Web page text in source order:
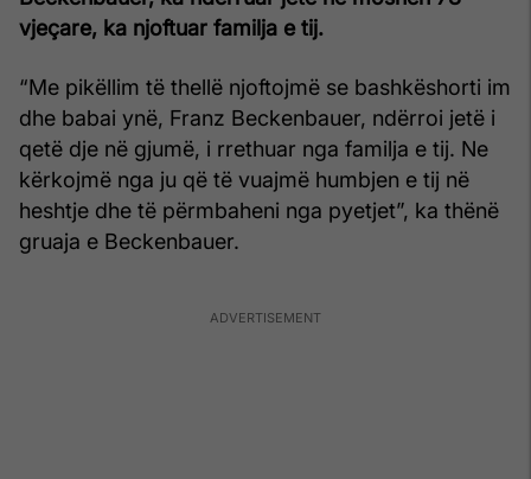
vjeçare, ka njoftuar familja e tij.
“Me pikëllim të thellë njoftojmë se bashkëshorti im
dhe babai ynë, Franz Beckenbauer, ndërroi jetë i
qetë dje në gjumë, i rrethuar nga familja e tij. Ne
kërkojmë nga ju që të vuajmë humbjen e tij në
heshtje dhe të përmbaheni nga pyetjet”, ka thënë
gruaja e Beckenbauer.